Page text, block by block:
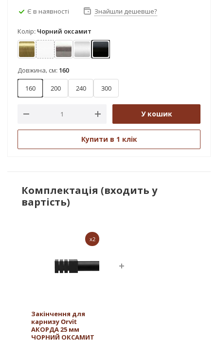
Є в наявності Знайшли дешевше?
Колір: Чорний оксамит
Антик АрктісНержавіюча сталь
Сатин Чорний оксамит
Довжина, см: 160
160 200 240 300
У кошик
Купити в 1 клік
Комплектація (входить у
вартість)
x2
Закінчення для
карнизу Orvit
АКОРДА 25 мм
ЧОРНИЙ ОКСАМИТ